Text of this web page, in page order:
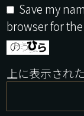
Save my
browser for
上に表示され